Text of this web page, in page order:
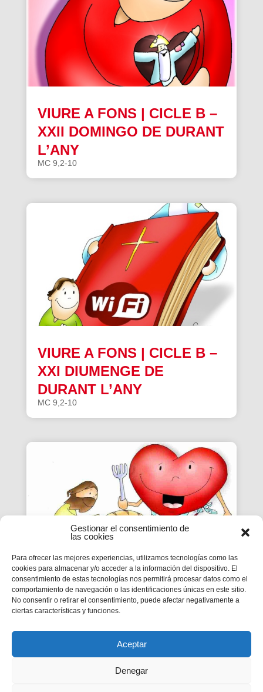
Gestionar el consentimiento de
las cookies
Para ofrecer las mejores experiencias, utilizamos tecnologías como las
cookies para almacenar y/o acceder a la información del dispositivo. El
consentimiento de estas tecnologías nos permitirá procesar datos como el
comportamiento de navegación o las identificaciones únicas en este sitio.
No consentir o retirar el consentimiento, puede afectar negativamente a
ciertas características y funciones.
Aceptar
Denegar
VIURE A FONS | CICLE B –
XXII DOMINGO DE DURANT
L’ANY
MC 9,2-10
VIURE A FONS | CICLE B –
XXI DIUMENGE DE
DURANT L’ANY
MC 9,2-10
VIURE A FONS | CICLE B –
XX DIUMENGE DE DURANT
L’ANY